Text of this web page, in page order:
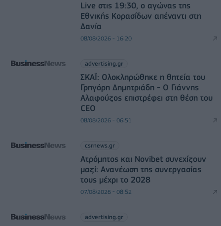
Live στις 19:30, ο αγώνας της
Εθνικής Κορασίδων απέναντι στη
Δανία
08/08/2026 - 16:20
advertising.gr
ΣΚΑΪ: Ολοκληρώθηκε η θητεία του
Γρηγόρη Δημητριάδη - Ο Γιάννης
Αλαφούζος επιστρέφει στη θέση του
CEO
08/08/2026 - 06:51
csrnews.gr
Ατρόμητος και Novibet συνεχίζουν
μαζί: Ανανέωση της συνεργασίας
τους μέχρι το 2028
07/08/2026 - 08:52
advertising.gr